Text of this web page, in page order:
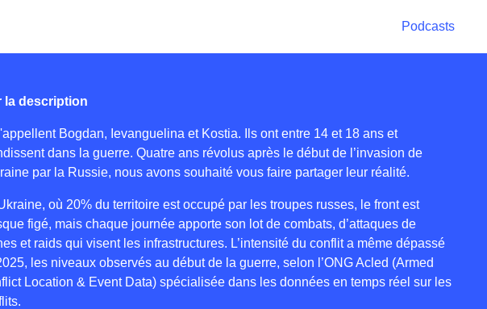
Podcasts
la description
Bogdan, Ievanguelina et Kostia. Ils ont entre 14 et 18 ans et
dans la guerre. Quatre ans révolus après le début de l’invasion de
par la Russie, nous avons souhaité vous faire partager leur réalité.
où 20% du territoire est occupé par les troupes russes, le front est
figé, mais chaque journée apporte son lot de combats, d’attaques de
et raids qui visent les infrastructures. L’intensité du conflit a même dépassé
les niveaux observés au début de la guerre, selon l’ONG Acled (Armed
Location & Event Data) spécialisée dans les données en temps réel sur les